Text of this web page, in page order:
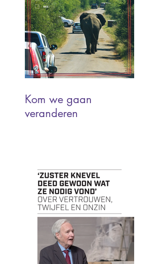
Kom we gaan
veranderen